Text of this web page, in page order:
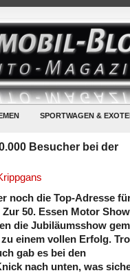
SPORTWAGEN &
Besucher bei der
noch die Top-Adresse
50. Essen Motor
die Jubiläumsshow
einem vollen Erfolg.
gab es bei den
nach unten, was